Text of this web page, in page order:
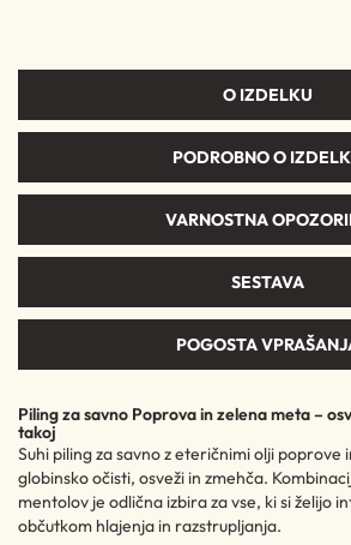
O IZDELKU
PODROBNO O
VARNOSTNA
SESTAVA
POGOSTA
Piling za savno Poprova in zelena meta –
takoj
Suhi piling za savno z eteričnimi olji poprove
globinsko očisti, osveži in zmehča.
mentolov je odlična izbira za vse, ki si želijo
občutkom hlajenja in razstrupljanja.